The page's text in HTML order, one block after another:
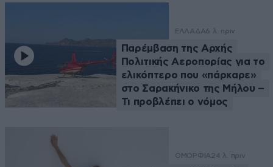
ΕΛΛΑΔΑ6 λ. πριν
Παρέμβαση της Αρχής
Πολιτικής Αεροπορίας για το
ελικόπτερο που «πάρκαρε»
στο Σαρακήνικο της Μήλου –
Τι προβλέπει ο νόμος
ΟΜΟΡΦΙΑ24 λ. πριν